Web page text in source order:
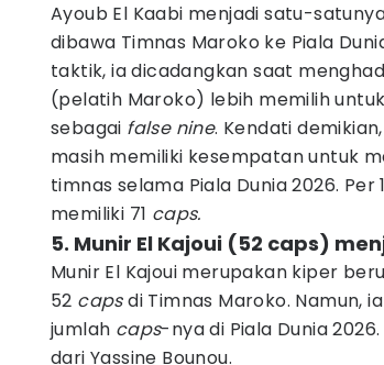
Ayoub El Kaabi menjadi satu-
dibawa Timnas Maroko ke Piala
taktik, ia dicadangkan saat
(pelatih Maroko) lebih memilih
sebagai false nine. Kendati
masih memiliki kesempatan untuk
timnas selama Piala Dunia 2026. Per
memiliki 71 caps.
5. Munir El Kajoui (52 caps)
Munir El Kajoui merupakan kiper
52 capsdi Timnas Maroko. Namun,
jumlah caps-nya di Piala Dunia
dari Yassine Bounou.